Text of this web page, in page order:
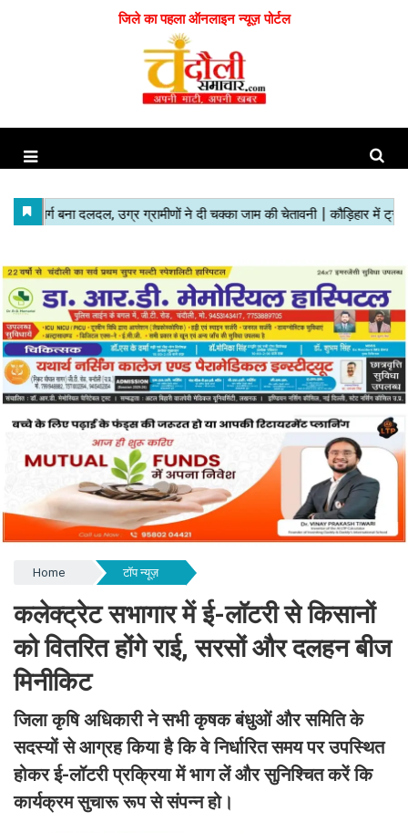
जिले का पहला ऑनलाइन न्यूज़ पोर्टल
Home टॉप न्यूज़
कलेक्ट्रेट सभागार में ई-लॉटरी से किसानों
को वितरित होंगे राई, सरसों और दलहन बीज
मिनीकिट
जिला कृषि अधिकारी ने सभी कृषक बंधुओं और समिति के
सदस्यों से आग्रह किया है कि वे निर्धारित समय पर उपस्थित
होकर ई-लॉटरी प्रक्रिया में भाग लें और सुनिश्चित करें कि
कार्यक्रम सुचारू रूप से संपन्न हो।